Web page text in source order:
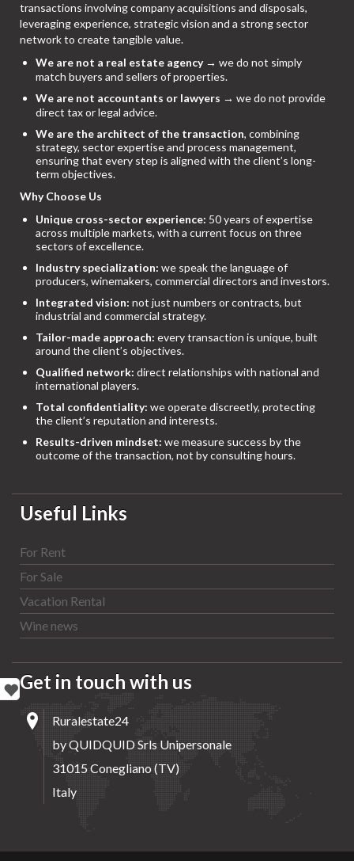
transactions involving company acquisitions and disposals,
leveraging experience, strategic vision and a strong sector
network to create tangible value.
We are not a real estate agency→ we do not simply
match buyers and sellers of properties.
We are not accountants or lawyers → we do not provide
direct tax or legal advice.
We are the architect of the transaction, combining
strategy, sector expertise and process management,
ensuring that every step is aligned with the client’s long-
term objectives.
Why Choose Us
Unique cross-sector experience: 50 years of expertise
across multiple markets, with a current focus on three
sectors of excellence.
Industry specialization: we speak the language of
producers, winemakers, commercial directors and investors.
Integrated vision: not just numbers or contracts, but
industrial and commercial strategy.
Tailor-made approach: every transaction is unique, built
around the client’s objectives.
Qualified network: direct relationships with national and
international players.
Total confidentiality: we operate discreetly, protecting
the client’s reputation and interests.
Results-driven mindset: we measure success by the
outcome of the transaction, not by consulting hours.
Useful Links
For Rent
For Sale
Vacation Rental
Wine news
Get in touch with us
Ruralestate24
by QUIDQUID Srls Unipersonale
31015 Conegliano (TV)
Italy